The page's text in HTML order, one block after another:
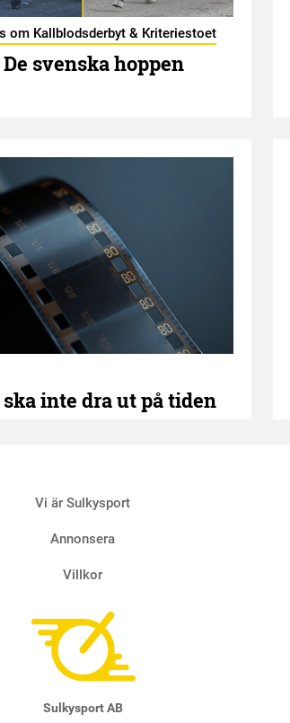
om Kallblodsderbyt & Kriteriestoet
svenska hoppen
inte dra ut på tiden
Vi är Sulkysport
Annonsera
Villkor
Sulkysport AB